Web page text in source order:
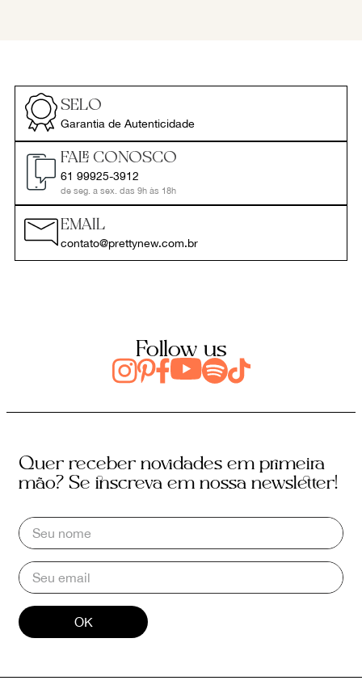
SELO
Garantia de Autenticidade
FALE CONOSCO
61 99925-3912
de seg. a sex. das 9h às 18h
EMAIL
contato@prettynew.com.br
Follow us
Quer receber novidades em primeira
mão? Se inscreva em nossa newsletter!
OK